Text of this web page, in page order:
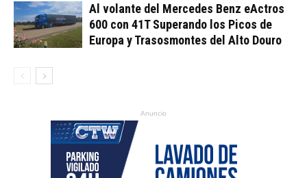
Al volante del Mercedes Benz eActros
600 con 41T Superando los Picos de
Europa y Trasosmontes del Alto Douro
Anuncio